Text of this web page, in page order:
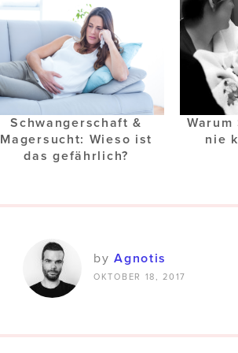
Schwangerschaft &
Magersucht: Wieso ist
das gefährlich?
nie
byAgnotis
OKTOBER 18, 2017